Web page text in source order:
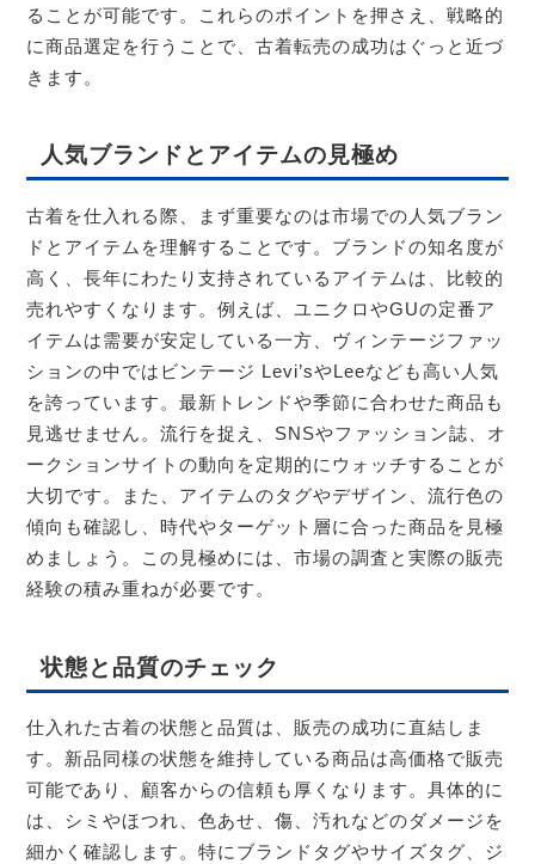
ることが可能です。これらのポイントを押さえ、戦略的
に商品選定を行うことで、古着転売の成功はぐっと近づ
きます。
人気ブランドとアイテムの見極め
古着を仕入れる際、まず重要なのは市場での人気ブラン
ドとアイテムを理解することです。ブランドの知名度が
高く、長年にわたり支持されているアイテムは、比較的
売れやすくなります。例えば、ユニクロやGUの定番ア
イテムは需要が安定している一方、ヴィンテージファッ
ションの中ではビンテージ Levi’sやLeeなども高い人気
を誇っています。最新トレンドや季節に合わせた商品も
見逃せません。流行を捉え、SNSやファッション誌、オ
ークションサイトの動向を定期的にウォッチすることが
大切です。また、アイテムのタグやデザイン、流行色の
傾向も確認し、時代やターゲット層に合った商品を見極
めましょう。この見極めには、市場の調査と実際の販売
経験の積み重ねが必要です。
状態と品質のチェック
仕入れた古着の状態と品質は、販売の成功に直結しま
す。新品同様の状態を維持している商品は高価格で販売
可能であり、顧客からの信頼も厚くなります。具体的に
は、シミやほつれ、色あせ、傷、汚れなどのダメージを
細かく確認します。特にブランドタグやサイズタグ、ジ